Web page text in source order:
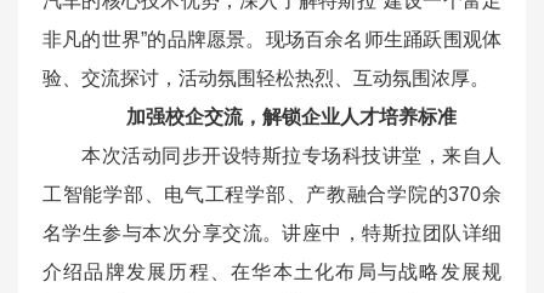
非凡的世界”的品牌愿景。现场百余名师生踊跃围观体
验、交流探讨，活动氛围轻松热烈、互动氛围浓厚。
加强校企交流，解锁企业人才培养标准
本次活动同步开设特斯拉专场科技讲堂，来自人
工智能学部、电气工程学部、产教融合学院的370余
名学生参与本次分享交流。讲座中，特斯拉团队详细
介绍品牌发展历程、在华本土化布局与战略发展规